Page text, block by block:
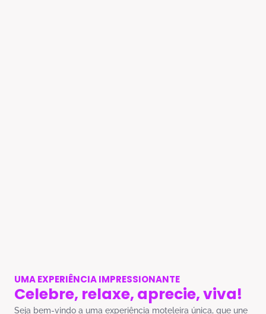
UMA EXPERIÊNCIA IMPRESSIONANTE
Celebre, relaxe, aprecie, viva!
Seja bem-vindo a uma experiência moteleira única, que une